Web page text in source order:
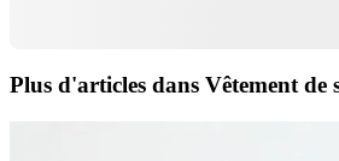
Plus d'articles dans Vêtement